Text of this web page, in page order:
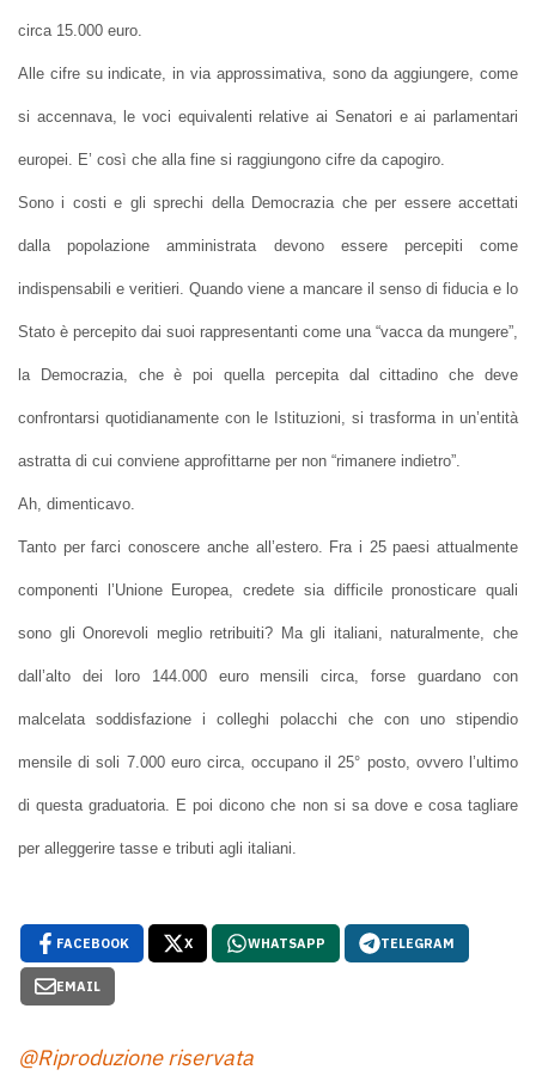
circa 15.000 euro.
Alle cifre su indicate, in via approssimativa, sono da aggiungere, come
si accennava, le voci equivalenti relative ai Senatori e ai parlamentari
europei. E’ così che alla fine si raggiungono cifre da capogiro.
Sono i costi e gli sprechi della Democrazia che per essere accettati
dalla popolazione amministrata devono essere percepiti come
indispensabili e veritieri. Quando viene a mancare il senso di fiducia e lo
Stato è percepito dai suoi rappresentanti come una “vacca da mungere”,
la Democrazia, che è poi quella percepita dal cittadino che deve
confrontarsi quotidianamente con le Istituzioni, si trasforma in un’entità
astratta di cui conviene approfittarne per non “rimanere indietro”.
Ah, dimenticavo.
Tanto per farci conoscere anche all’estero. Fra i 25 paesi attualmente
componenti l’Unione Europea, credete sia difficile pronosticare quali
sono gli Onorevoli meglio retribuiti? Ma gli italiani, naturalmente, che
dall’alto dei loro 144.000 euro mensili circa, forse guardano con
malcelata soddisfazione i colleghi polacchi che con uno stipendio
mensile di soli 7.000 euro circa, occupano il 25° posto, ovvero l’ultimo
di questa graduatoria. E poi dicono che non si sa dove e cosa tagliare
per alleggerire tasse e tributi agli italiani.
FACEBOOK X WHATSAPP TELEGRAM
EMAIL
@Riproduzione riservata